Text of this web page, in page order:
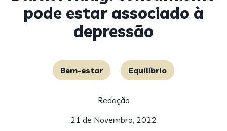
pode estar associado à
depressão
Bem-estar Equilíbrio
Redação
21 de Novembro, 2022